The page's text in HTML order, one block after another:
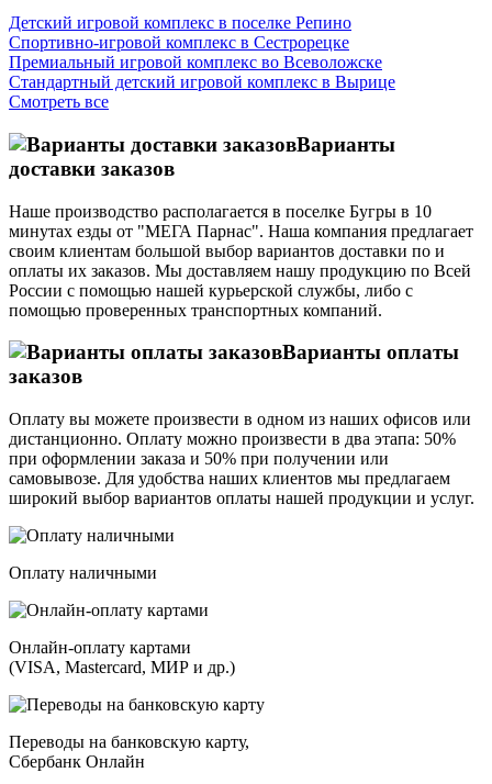
Детский игровой комплекс в поселке Репино
Спортивно-игровой комплекс в Сестрорецке
Премиальный игровой комплекс во Всеволожске
Стандартный детский игровой комплекс в Вырице
Смотреть все
Варианты
доставки заказов
Наше производство располагается в поселке Бугры в 10
минутах езды от "МЕГА Парнас". Наша компания предлагает
своим клиентам большой выбор вариантов доставки по и
оплаты их заказов. Мы доставляем нашу продукцию по Всей
России с помощью нашей курьерской службы, либо с
помощью проверенных транспортных компаний.
Варианты оплаты
заказов
Оплату вы можете произвести в одном из наших офисов или
дистанционно. Оплату можно произвести в два этапа: 50%
при оформлении заказа и 50% при получении или
самовывозе. Для удобства наших клиентов мы предлагаем
широкий выбор вариантов оплаты нашей продукции и услуг.
Оплату наличными
Онлайн-оплату картами
(VISA, Mastercard, МИР и др.)
Переводы на банковскую карту,
Сбербанк Онлайн